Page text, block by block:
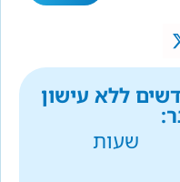
ללא עישון
שעות